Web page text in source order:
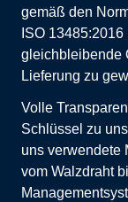
gemäß den
ISO
gleichbleibende
Lieferung zu
Volle
Schlüssel zu
uns verwendete
vom Walzdraht